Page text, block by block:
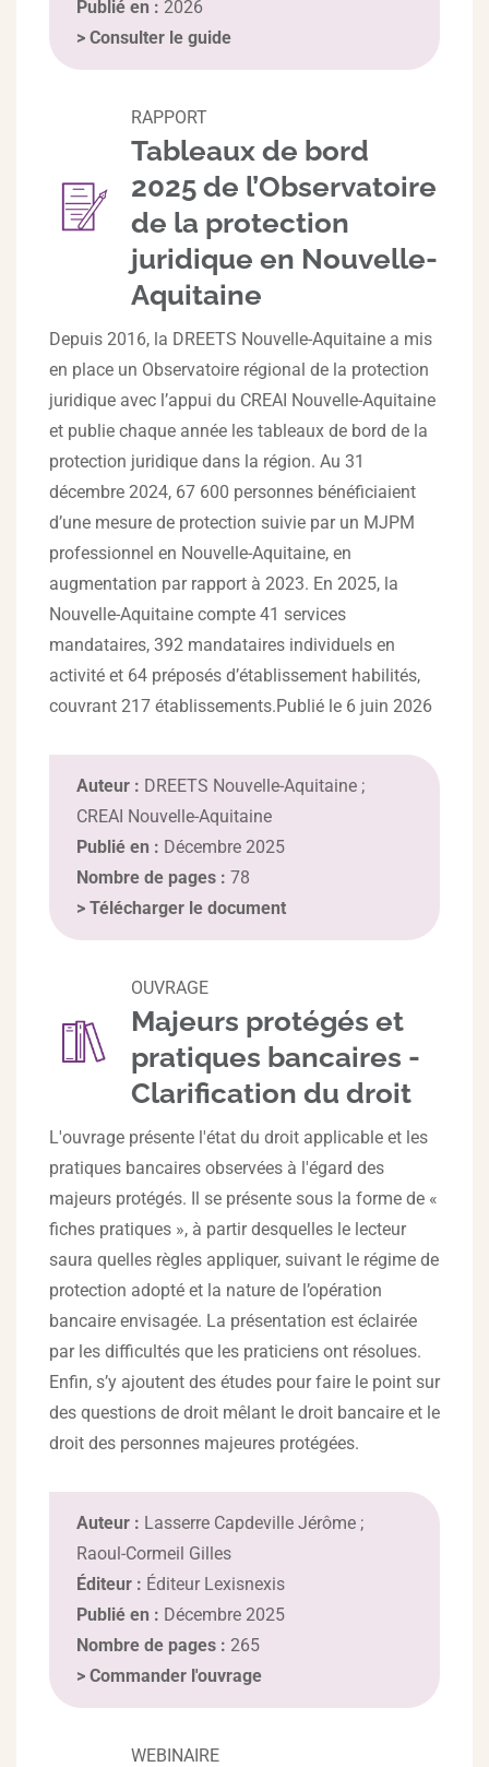
Publié en : 2026
> Consulter le guide
RAPPORT
Tableaux de bord
2025 de l’Observatoire
de la protection
juridique en Nouvelle-
Aquitaine
Depuis 2016, la DREETS Nouvelle-Aquitaine a mis
en place un Observatoire régional de la protection
juridique avec l’appui du CREAI Nouvelle-Aquitaine
et publie chaque année les tableaux de bord de la
protection juridique dans la région. Au 31
décembre 2024, 67 600 personnes bénéficiaient
d’une mesure de protection suivie par un MJPM
professionnel en Nouvelle-Aquitaine, en
augmentation par rapport à 2023. En 2025, la
Nouvelle-Aquitaine compte 41 services
mandataires, 392 mandataires individuels en
activité et 64 préposés d’établissement habilités,
couvrant 217 établissements.Publié le 6 juin 2026
Auteur : DREETS Nouvelle-Aquitaine ;
CREAI Nouvelle-Aquitaine
Publié en : Décembre 2025
Nombre de pages : 78
> Télécharger le document
OUVRAGE
Majeurs protégés et
pratiques bancaires -
Clarification du droit
L'ouvrage présente l'état du droit applicable et les
pratiques bancaires observées à l'égard des
majeurs protégés. Il se présente sous la forme de «
fiches pratiques », à partir desquelles le lecteur
saura quelles règles appliquer, suivant le régime de
protection adopté et la nature de l’opération
bancaire envisagée. La présentation est éclairée
par les difficultés que les praticiens ont résolues.
Enfin, s’y ajoutent des études pour faire le point sur
des questions de droit mêlant le droit bancaire et le
droit des personnes majeures protégées.
Auteur : Lasserre Capdeville Jérôme ;
Raoul-Cormeil Gilles
Éditeur : Éditeur Lexisnexis
Publié en : Décembre 2025
Nombre de pages : 265
> Commander l'ouvrage
WEBINAIRE